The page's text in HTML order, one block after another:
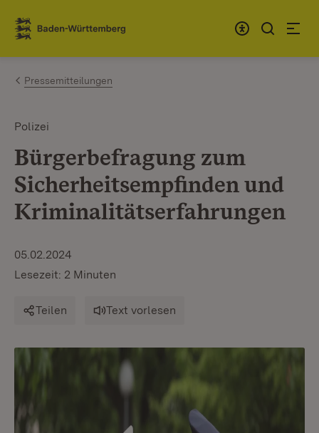
Zum Inhalt springen
Link zur Startseite
Pressemitteilungen
Polizei
Bürgerbefragung zum
Sicherheitsempfinden und
Kriminalitätserfahrungen
05.02.2024
Lesezeit: 2 Minuten
Teilen Text vorlesen